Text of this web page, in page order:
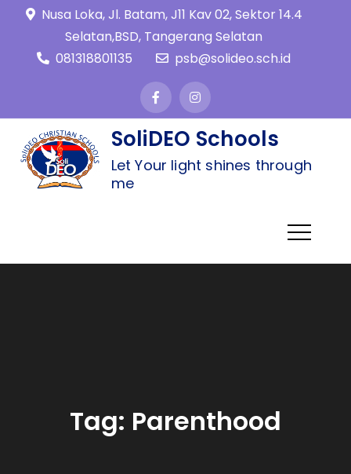
Nusa Loka, Jl. Batam, J11 Kav 02, Sektor 14.4
Selatan,BSD, Tangerang Selatan
081318801135
psb@solideo.sch.id
SoliDEO Schools
Let Your light shines through
me
Tag: Parenthood